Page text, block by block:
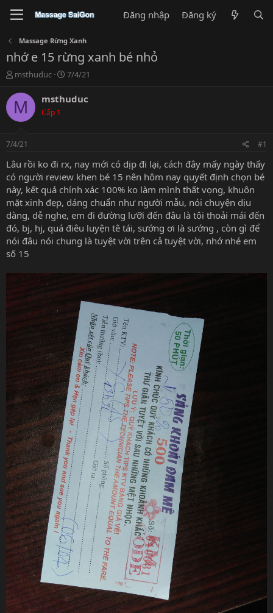
Đăng nhập Đăng ký
Massage Rừng Xanh
nhớ e 15 rừng xanh bé nhỏ
T
r
e
a
s
t
a
r
t
e
r
msthuduc
N
à
7/4/21
M msthuduc
Cấp 1
7/4/21 #1
Lâu rồi ko đi rx, nay mới có dịp đi lại, cách đây mấy ngày thấy
có người review khen bé 15 nên hôm nay quyết định chọn bé
này, kết quả chính xác 100% ko làm mình thất vọng, khuôn
mặt xinh đẹp, dáng chuẩn như người mẫu, nói chuyện dịu
dàng, dễ nghe, em đi đường lưỡi đến đâu là tôi thoải mái đến
đó, bj, hj, quá điêu luyện tê tái, sướng ơi là sướng , còn gì để
nói đâu nói chung là tuyệt vời trên cả tuyệt vời, nhớ nhé em
số 15